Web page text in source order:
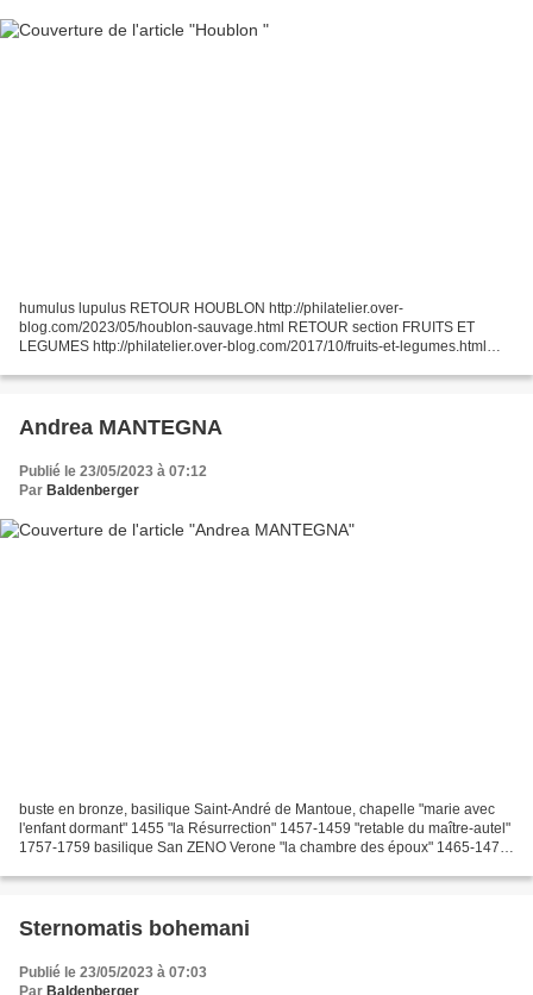
humulus lupulus RETOUR HOUBLON http://philatelier.over-
blog.com/2023/05/houblon-sauvage.html RETOUR section FRUITS ET
LEGUMES http://philatelier.over-blog.com/2017/10/fruits-et-legumes.html
brassage-de-la-biere.html...
Andrea MANTEGNA
Publié le 23/05/2023 à 07:12
Par Baldenberger
buste en bronze, basilique Saint-André de Mantoue, chapelle "marie avec
l'enfant dormant" 1455 "la Résurrection" 1457-1459 "retable du maître-autel"
1757-1759 basilique San ZENO Verone "la chambre des époux" 1465-1474
Sternomatis bohemani
Publié le 23/05/2023 à 07:03
Par Baldenberger